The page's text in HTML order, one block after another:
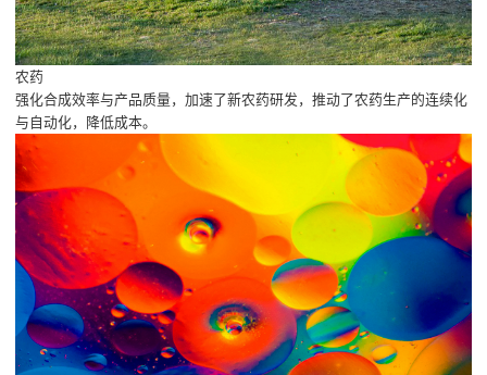
农药
强化合成效率与产品质量，加速了新农药研发，推动了农药生产的连续化
与自动化，降低成本。